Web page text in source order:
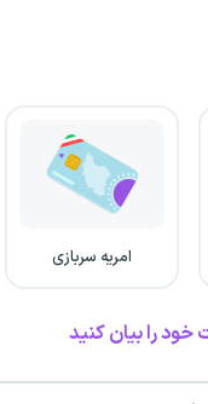
امریه سربازی
خود را بیان کنید